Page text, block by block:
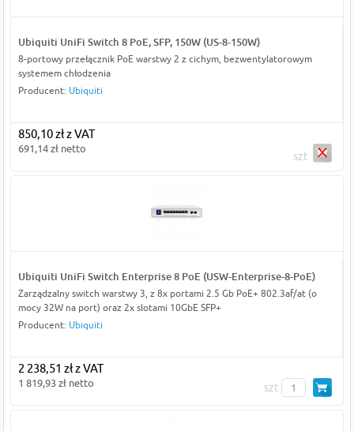
Ubiquiti UniFi Switch 8 PoE, SFP, 150W (US-8-150W)
8-portowy przełącznik PoE warstwy 2 z cichym, bezwentylatorowym
systemem chłodzenia
Producent: Ubiquiti
850,10 zł z VAT
691,14 zł netto
szt
Ubiquiti UniFi Switch Enterprise 8 PoE (USW-Enterprise-8-PoE)
Zarządzalny switch warstwy 3, z 8x portami 2.5 Gb PoE+ 802.3af/at (o
mocy 32W na port) oraz 2x slotami 10GbE SFP+
Producent: Ubiquiti
2 238,51 zł z VAT
1 819,93 zł netto szt